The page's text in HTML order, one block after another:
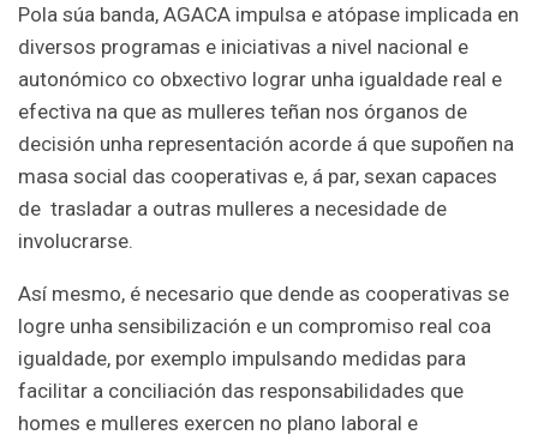
Pola súa banda, AGACA impulsa e atópase implicada en
diversos programas e iniciativas a nivel nacional e
autonómico co obxectivo lograr unha igualdade real e
efectiva na que as mulleres teñan nos órganos de
decisión unha representación acorde á que supoñen na
masa social das cooperativas e, á par, sexan capaces
de trasladar a outras mulleres a necesidade de
involucrarse.
Así mesmo, é necesario que dende as cooperativas se
logre unha sensibilización e un compromiso real coa
igualdade, por exemplo impulsando medidas para
facilitar a conciliación das responsabilidades que
homes e mulleres exercen no plano laboral e